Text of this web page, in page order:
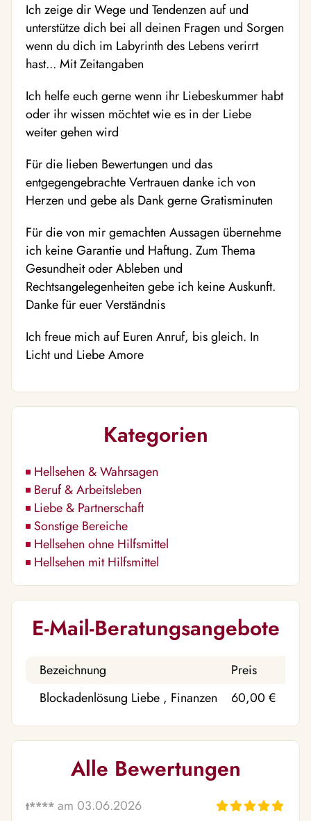
Ich zeige dir Wege und Tendenzen auf und
unterstütze dich bei all deinen Fragen und Sorgen
wenn du dich im Labyrinth des Lebens verirrt
hast... Mit Zeitangaben
Ich helfe euch gerne wenn ihr Liebeskummer habt
oder ihr wissen möchtet wie es in der Liebe
weiter gehen wird ️
Für die lieben Bewertungen und das
entgegengebrachte Vertrauen danke ich von
Herzen und gebe als Dank gerne Gratisminuten
Für die von mir gemachten Aussagen übernehme
ich keine Garantie und Haftung. Zum Thema
Gesundheit oder Ableben und
Rechtsangelegenheiten gebe ich keine Auskunft.
Danke für euer Verständnis
Ich freue mich auf Euren Anruf, bis gleich. In
Licht und Liebe Amore
Kategorien
Hellsehen & Wahrsagen
Beruf & Arbeitsleben
Liebe & Partnerschaft
Sonstige Bereiche
Hellsehen ohne Hilfsmittel
Hellsehen mit Hilfsmittel
E-Mail-Beratungsangebote
Bezeichnung Preis
Blockadenlösung Liebe , Finanzen
60,00 €
Alle Bewertungen
t**** am 03.06.2026